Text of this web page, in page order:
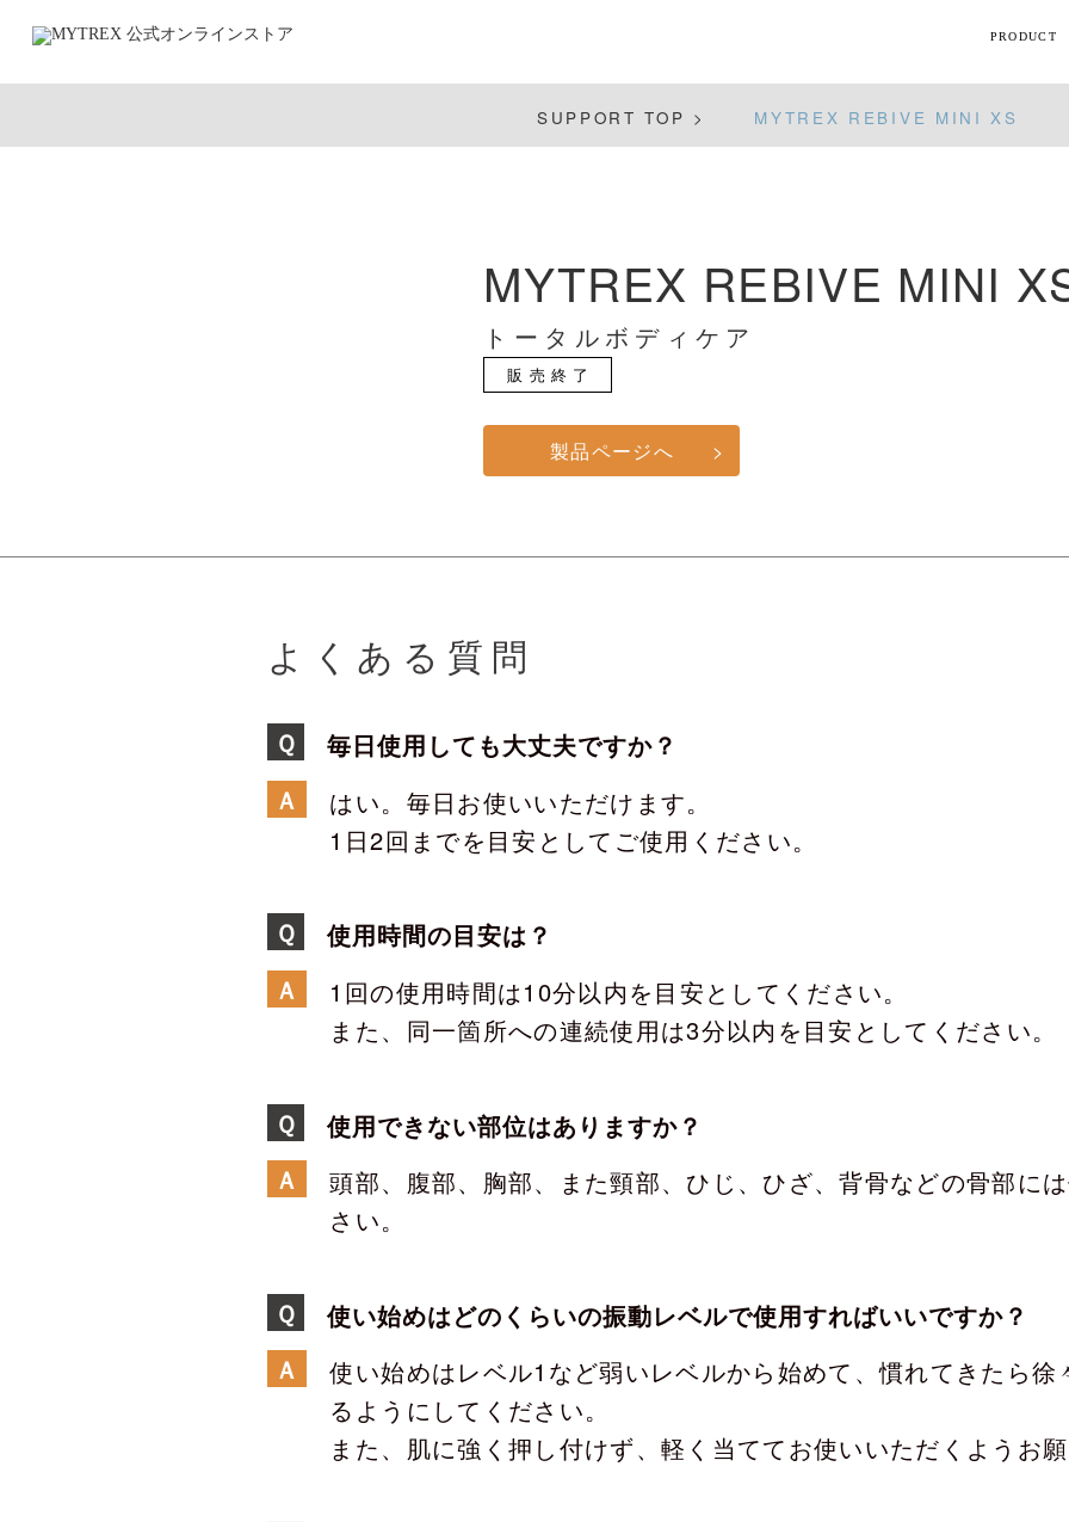
PRODUCT
ハ
SUPPORT TOP > MYTREX REBIVE MINI XS
MYTREX REBIVE MINI
トータルボディケア
販売終了
製品ページへ >
よくある質問
Ｑ
毎日使用しても大丈夫ですか？
Ａ
はい。毎日お使いいただけます。
1日2回までを目安としてご使用ください。
Ｑ
使用時間の目安は？
Ａ
1回の使用時間は10分以内を目安としてください。
また、同一箇所への連続使用は3分以内を目安としてください。
Ｑ
使用できない部位はありますか？
Ａ
頭部、腹部、胸部、また頸部、ひじ、ひざ、背骨などの骨部に
さい。
Ｑ
使い始めはどのくらいの振動レベルで使用すればいいですか？
Ａ
使い始めはレベル1など弱いレベルから始めて、慣れてきたら徐
るようにしてください。
また、肌に強く押し付けず、軽く当ててお使いいただくようお